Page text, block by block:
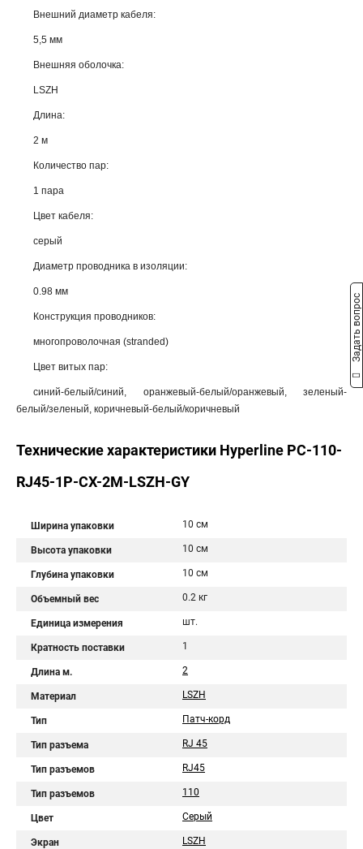
Внешний диаметр кабеля:
5,5 мм
Внешняя оболочка:
LSZH
Длина:
2 м
Количество пар:
1 пара
Цвет кабеля:
серый
Диаметр проводника в изоляции:
0.98 мм
Конструкция проводников:
многопроволочная (stranded)
Цвет витых пар:
синий-белый/синий, оранжевый-белый/оранжевый, зеленый-
белый/зеленый, коричневый-белый/коричневый
Технические характеристики Hyperline PC-110-
RJ45-1P-CX-2M-LSZH-GY
Ширина упаковки 10 см
Высота упаковки 10 см
Глубина упаковки 10 см
Объемный вес 0.2 кг
Единица измерения шт.
Кратность поставки 1
Длина м. 2
Материал LSZH
Тип Патч-корд
Тип разъема RJ 45
Тип разъемов RJ45
Тип разъемов 110
Цвет Серый
Экран LSZH
Задать вопрос